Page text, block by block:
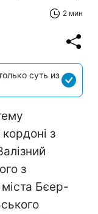
2 мин
суть из
з
з
міста Бєер-